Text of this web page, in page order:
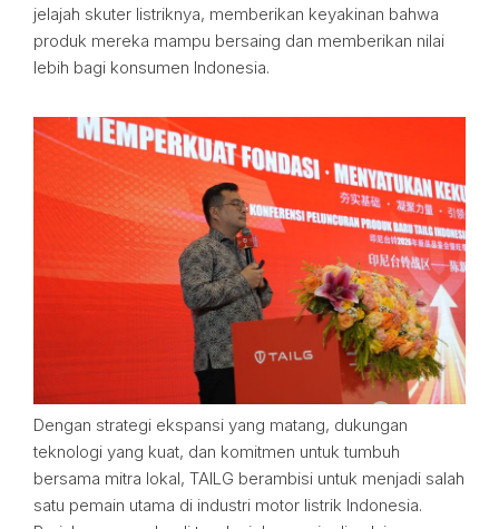
jelajah skuter listriknya, memberikan keyakinan bahwa
produk mereka mampu bersaing dan memberikan nilai
lebih bagi konsumen Indonesia.
Dengan strategi ekspansi yang matang, dukungan
teknologi yang kuat, dan komitmen untuk tumbuh
bersama mitra lokal, TAILG berambisi untuk menjadi salah
satu pemain utama di industri motor listrik Indonesia.